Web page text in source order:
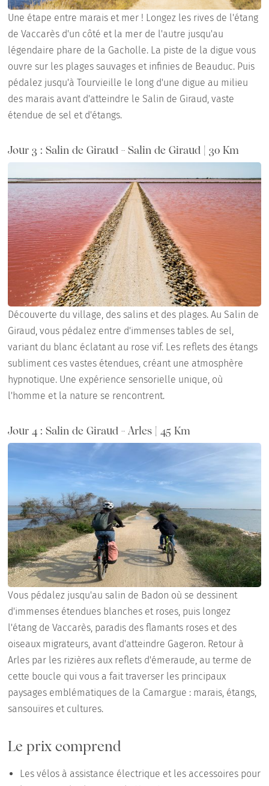
Une étape entre marais et mer ! Longez les rives de l'étang
de Vaccarès d'un côté et la mer de l'autre jusqu'au
légendaire phare de la Gacholle. La piste de la digue vous
ouvre sur les plages sauvages et infinies de Beauduc. Puis
pédalez jusqu'à Tourvieille le long d'une digue au milieu
des marais avant d'atteindre le Salin de Giraud, vaste
étendue de sel et d'étangs.
Jour 3 : Salin de Giraud - Salin de Giraud | 30 Km
Découverte du village, des salins et des plages. Au Salin de
Giraud, vous pédalez entre d'immenses tables de sel,
variant du blanc éclatant au rose vif. Les reflets des étangs
subliment ces vastes étendues, créant une atmosphère
hypnotique. Une expérience sensorielle unique, où
l'homme et la nature se rencontrent.
Jour 4 : Salin de Giraud - Arles | 45 Km
Vous pédalez jusqu'au salin de Badon où se dessinent
d'immenses étendues blanches et roses, puis longez
l'étang de Vaccarès, paradis des flamants roses et des
oiseaux migrateurs, avant d'atteindre Gageron. Retour à
Arles par les rizières aux reflets d'émeraude, au terme de
cette boucle qui vous a fait traverser les principaux
paysages emblématiques de la Camargue : marais, étangs,
sansouïres et cultures.
Le prix comprend
Les vélos à assistance électrique et les accessoires pour